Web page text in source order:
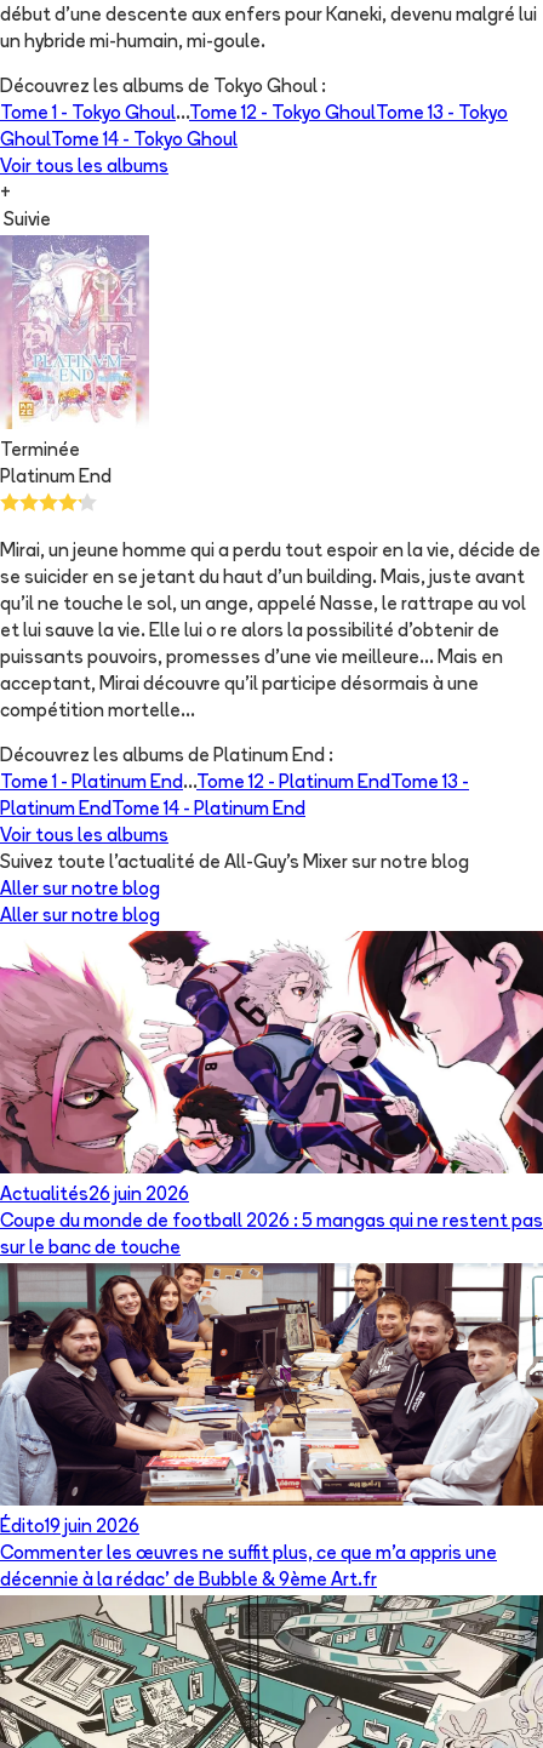
début d'une descente aux enfers pour Kaneki, devenu malgré lui
un hybride mi-humain, mi-goule.
Découvrez les albums de Tokyo Ghoul :
Tome 1 -
Tokyo Ghoul...Tome 12 - Tokyo Ghoul Tome 13 -
Tokyo
Ghoul Tome 14 -
Tokyo Ghoul
Voir tous les albums
+
Suivie
Terminée
Platinum End
Mirai, un jeune homme qui a perdu tout espoir en la vie, décide de
se suicider en se jetant du haut d’un building. Mais, juste avant
qu’il ne touche le sol, un ange, appelé Nasse, le rattrape au vol
et lui sauve la vie. Elle lui o re alors la possibilité d’obtenir de
puissants pouvoirs, promesses d’une vie meilleure... Mais en
acceptant, Mirai découvre qu’il participe désormais à une
compétition mortelle...
Découvrez les albums de Platinum End :
Tome 1 - Platinum End...Tome 12 - Platinum End Tome 13 -
Platinum End Tome 14 - Platinum End
Voir tous les albums
Suivez toute l'actualité de All-Guy's Mixer sur notre blog
Aller sur notre blog
Aller sur notre blog
Actualités26 juin 2026
Coupe du monde de football 2026 : 5 mangas qui ne restent pas
sur le banc de touche
Édito19 juin 2026
Commenter les œuvres ne suffit plus, ce que m’a appris une
décennie à la rédac’ de Bubble & 9ème Art.fr